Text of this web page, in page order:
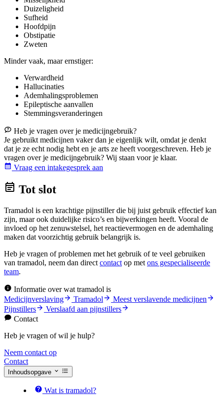
Duizeligheid
Sufheid
Hoofdpijn
Obstipatie
Zweten
Minder vaak, maar ernstiger:
Verwardheid
Hallucinaties
Ademhalingsproblemen
Epileptische aanvallen
Stemmingsveranderingen
Heb je vragen over je medicijngebruik?
Je gebruikt medicijnen vaker dan je eigenlijk wilt, omdat je denkt
dat je ze echt nodig hebt en je arts ze heeft voorgeschreven. Heb je
vragen over je medicijngebruik? Wij staan voor je klaar.
Vraag een intakegesprek aan
Tot slot
Tramadol is een krachtige pijnstiller die bij juist gebruik effectief kan
zijn, maar ook duidelijke risico’s en bijwerkingen heeft. Vooral de
invloed op het zenuwstelsel, het reactievermogen en de ademhaling
maken dat voorzichtig gebruik belangrijk is.
Heb je vragen of problemen met het gebruik of te veel gebruiken
van tramadol, neem dan direct contact op met ons gespecialiseerde
team.
Informatie over wat tramadol is
Medicijnverslaving
Tramadol
Meest verslavende medicijnen
Pijnstillers
Verslaafd aan pijnstillers
Contact
Heb je vragen of wil je hulp?
Neem contact op
Contact
Inhoudsopgave
Wat is tramadol?